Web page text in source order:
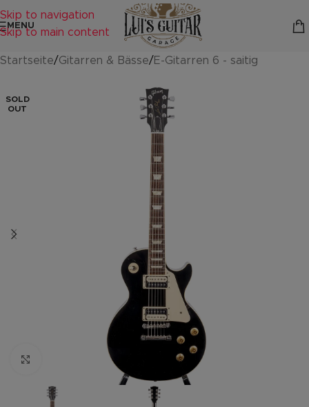
Skip to navigation
Skip to main content
MENU
Startseite/Gitarren & Bässe/E-Gitarren 6 - saitig
SOLD
OUT
Zum vergrößern anklicken